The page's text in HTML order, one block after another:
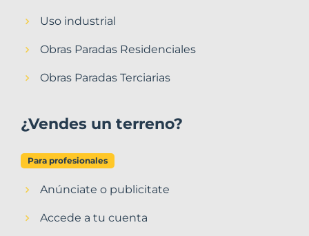
Uso industrial
Obras Paradas Residenciales
Obras Paradas Terciarias
¿Vendes un terreno?
Para profesionales
Anúnciate o publicitate
Accede a tu cuenta